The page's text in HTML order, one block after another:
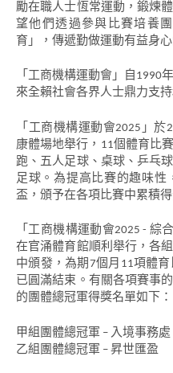
勵在職人士恆常運動，鍛煉
望他們透過參與比賽培養
育」，傳遞勤做運動有益身心
「工商機構運動會」自1990
來全賴社會各界人士鼎力支持
「工商機構運動會2025」
康體場地舉行，11個體育比
跑、五人足球、桌球、乒乓
足球。為提高比賽的趣味
盃，頒予在各項比賽中累積
「工商機構運動會2025 - 綜
在官涌體育館順利舉行，各
中頒發，為期7個月11項體育
已圓滿結束。有關各項賽事
的團體總冠軍得獎名單如下：
甲組團體總冠軍 – 入境事務處
乙組團體總冠軍 – 昇世匯盈